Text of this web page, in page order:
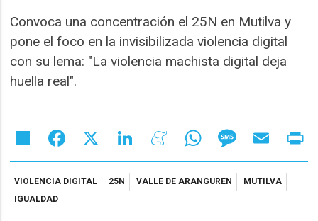
Convoca una concentración el 25N en Mutilva y
pone el foco en la invisibilizada violencia digital
con su lema: "La violencia machista digital deja
huella real".
Share Facebook LinkedIn MeneameWhatsAppMessageEmail
VIOLENCIA DIGITAL 25N VALLE DE ARANGUREN
MUTILVA
IGUALDAD